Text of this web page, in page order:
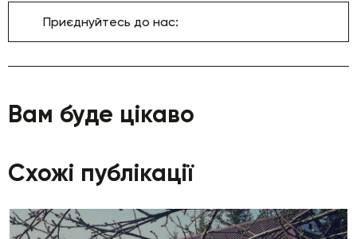
Приєднуйтесь до нас:
Вам буде цікаво
Схожі публікації